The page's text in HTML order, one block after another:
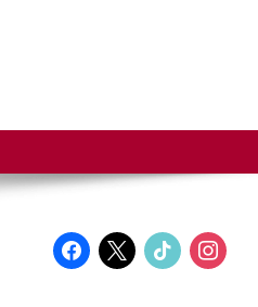
facebook
x tiktok instagram